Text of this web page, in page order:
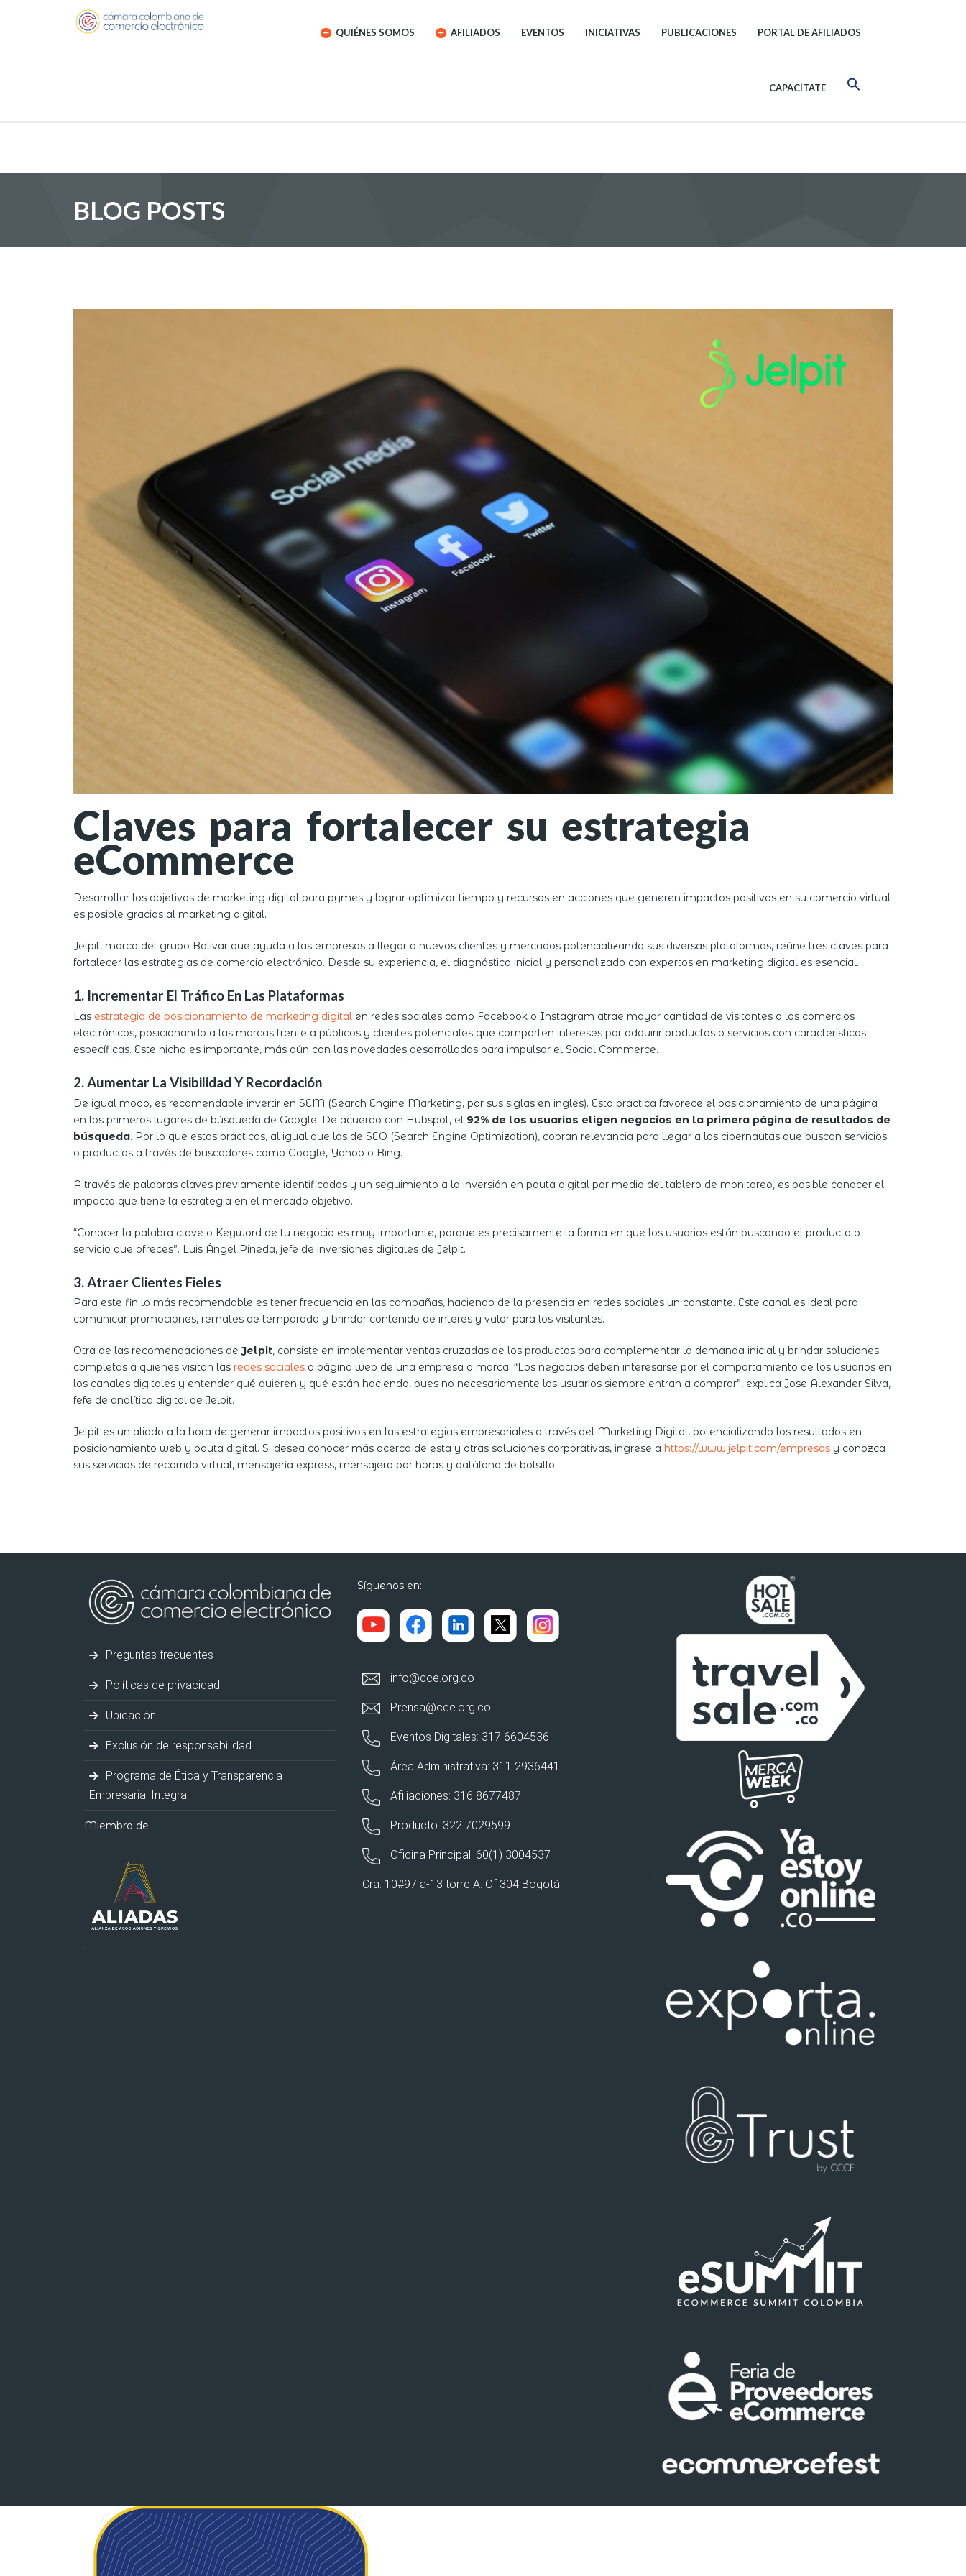
QUIÉNES SOMOS AFILIADOS EVENTOS INICIATIVAS PUBLICACIONES PORTAL DE AFILIADOS
CAPACÍTATE
BLOG POSTS
Claves para fortalecer su estrategia
eCommerce
Desarrollar los objetivos de marketing digital para pymes y lograr optimizar tiempo y recursos en acciones que generen impactos positivos en su comercio virtual
es posible gracias al marketing digital.
Jelpit, marca del grupo Bolívar que ayuda a las empresas a llegar a nuevos clientes y mercados potencializando sus diversas plataformas, reúne tres claves para
fortalecer las estrategias de comercio electrónico. Desde su experiencia, el diagnóstico inicial y personalizado con expertos en marketing digital es esencial.
1. Incrementar El Tráfico En Las Plataformas
Las estrategia de posicionamiento de marketing digital en redes sociales como Facebook o Instagram atrae mayor cantidad de visitantes a los comercios
electrónicos, posicionando a las marcas frente a públicos y clientes potenciales que comparten intereses por adquirir productos o servicios con características
específicas. Este nicho es importante, más aún con las novedades desarrolladas para impulsar el Social Commerce.
2. Aumentar La Visibilidad Y Recordación
De igual modo, es recomendable invertir en SEM (Search Engine Marketing, por sus siglas en inglés). Esta práctica favorece el posicionamiento de una página
en los primeros lugares de búsqueda de Google. De acuerdo con Hubspot, el 92% de los usuarios eligen negocios en la primera página de resultados de
búsqueda. Por lo que estas prácticas, al igual que las de SEO (Search Engine Optimization), cobran relevancia para llegar a los cibernautas que buscan servicios
o productos a través de buscadores como Google, Yahoo o Bing.
A través de palabras claves previamente identificadas y un seguimiento a la inversión en pauta digital por medio del tablero de monitoreo, es posible conocer el
impacto que tiene la estrategia en el mercado objetivo.
“Conocer la palabra clave o Keyword de tu negocio es muy importante, porque es precisamente la forma en que los usuarios están buscando el producto o
servicio que ofreces”. Luis Ángel Pineda, jefe de inversiones digitales de Jelpit.
3. Atraer Clientes Fieles
Para este fin lo más recomendable es tener frecuencia en las campañas, haciendo de la presencia en redes sociales un constante. Este canal es ideal para
comunicar promociones, remates de temporada y brindar contenido de interés y valor para los visitantes.
Otra de las recomendaciones de Jelpit, consiste en implementar ventas cruzadas de los productos para complementar la demanda inicial y brindar soluciones
completas a quienes visitan las redes sociales o página web de una empresa o marca. “Los negocios deben interesarse por el comportamiento de los usuarios en
los canales digitales y entender qué quieren y qué están haciendo, pues no necesariamente los usuarios siempre entran a comprar”, explica Jose Alexander Silva,
fefe de analítica digital de Jelpit.
Jelpit es un aliado a la hora de generar impactos positivos en las estrategias empresariales a través del Marketing Digital, potencializando los resultados en
posicionamiento web y pauta digital. Si desea conocer más acerca de esta y otras soluciones corporativas, ingrese a https://www.jelpit.com/empresas y conozca
sus servicios de recorrido virtual, mensajería express, mensajero por horas y datáfono de bolsillo.
Preguntas frecuentes
Políticas de privacidad
Ubicación
Exclusión de responsabilidad
Programa de Ética y Transparencia
Empresarial Integral
Miembro de:
Síguenos en:
info@cce.org.co
Prensa@cce.org.co
Eventos Digitales: 317 6604536
Área Administrativa: 311 2936441
Afiliaciones: 316 8677487
Producto: 322 7029599
Oficina Principal: 60(1) 3004537
Cra. 10#97 a-13 torre A. Of 304 Bogotá